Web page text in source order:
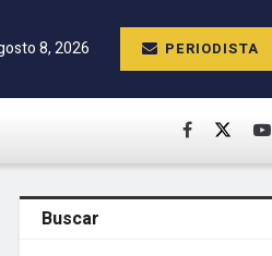
8, 2026 PERIODISTA
Buscar